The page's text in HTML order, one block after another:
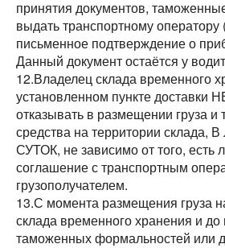
принятия документов,
выдать транспортному оператору
письменное подтверждение о
Данный документ остаётся у
12.Владелец склада временного
установленном пункте
отказывать в размещении груза и
средства на территории
СУТОК, не зависимо от того, есть
соглашение с транспортным
грузополучателем.
13.С момента размещения груза
склада временного хранения и
таможенных формальностей или